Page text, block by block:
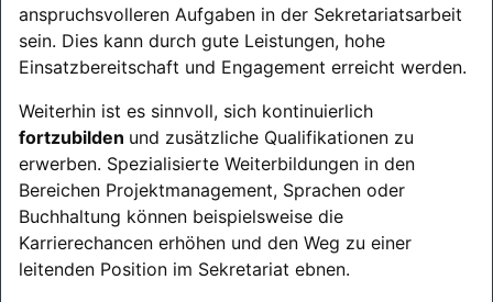
anspruchsvolleren Aufgaben in der Sekretariatsarbeit
sein. Dies kann durch gute Leistungen, hohe
Einsatzbereitschaft und Engagement erreicht werden.
Weiterhin ist es sinnvoll, sich kontinuierlich
fortzubilden und zusätzliche Qualifikationen zu
erwerben. Spezialisierte Weiterbildungen in den
Bereichen Projektmanagement, Sprachen oder
Buchhaltung können beispielsweise die
Karrierechancen erhöhen und den Weg zu einer
leitenden Position im Sekretariat ebnen.